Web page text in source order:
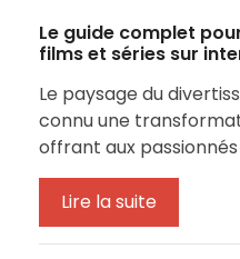
Le guide complet
films et séries sur
Le paysage du
connu une
offrant aux
Lire la suite